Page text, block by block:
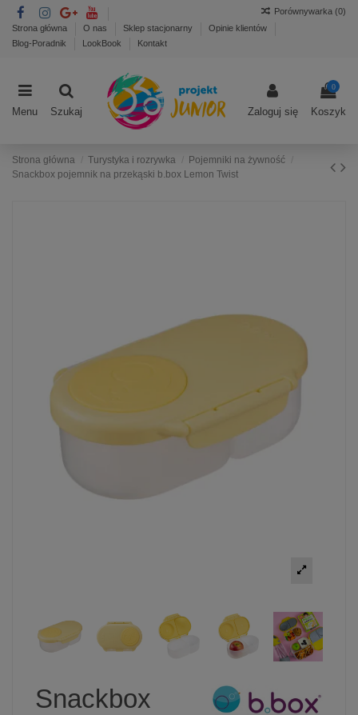
Strona główna O nas Sklep stacjonarny
Opinie klientów
Blog-Poradnik
LookBook Kontakt
Porównywarka (0)
Menu Szukaj Zaloguj się
0
Koszyk
Strona główna Turystyka i rozrywka
Pojemniki na żywność
Snackbox pojemnik na przekąski b.box Lemon Twist
Snackbox